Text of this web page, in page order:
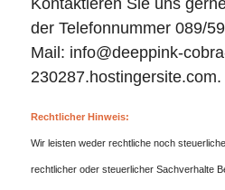
der Telefonnummer 089/
Mail: info@deeppink-
230287.hostingersite.com.
Rechtlicher Hinweis:
Wir leisten weder rechtliche noch
rechtlicher oder steuerlicher Sachverhalte